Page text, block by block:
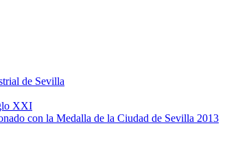
de Sevilla
XXI
con la Medalla de la Ciudad de Sevilla 2013